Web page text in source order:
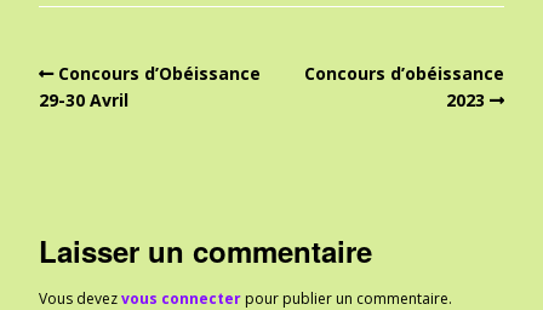
Concours d’Obéissance
29-30 Avril
Concours d’obéissance
2023
Laisser un commentaire
Vous devezvous connecter pour publier un commentaire.